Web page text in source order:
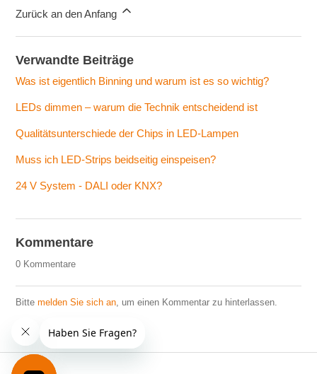
Zurück an den Anfang
Verwandte Beiträge
Was ist eigentlich Binning und warum ist es so wichtig?
LEDs dimmen – warum die Technik entscheidend ist
Qualitätsunterschiede der Chips in LED-Lampen
Muss ich LED-Strips beidseitig einspeisen?
24 V System - DALI oder KNX?
Kommentare
0 Kommentare
Bittemelden Sie sich an, um einen Kommentar zu hinterlassen.